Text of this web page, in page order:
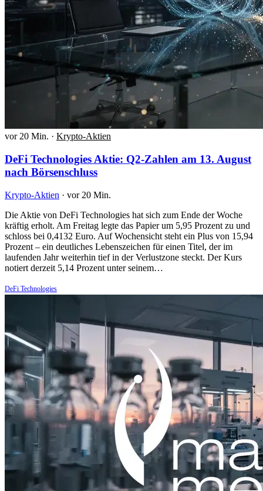
vor 20 Min. · Krypto-Aktien
DeFi Technologies Aktie: Q2-Zahlen am 13. August
nach Börsenschluss
Krypto-Aktien · vor 20 Min.
Die Aktie von DeFi Technologies hat sich zum Ende der Woche
kräftig erholt. Am Freitag legte das Papier um 5,95 Prozent zu und
schloss bei 0,4132 Euro. Auf Wochensicht steht ein Plus von 15,94
Prozent – ein deutliches Lebenszeichen für einen Titel, der im
laufenden Jahr weiterhin tief in der Verlustzone steckt. Der Kurs
notiert derzeit 5,14 Prozent unter seinem…
DeFi Technologies